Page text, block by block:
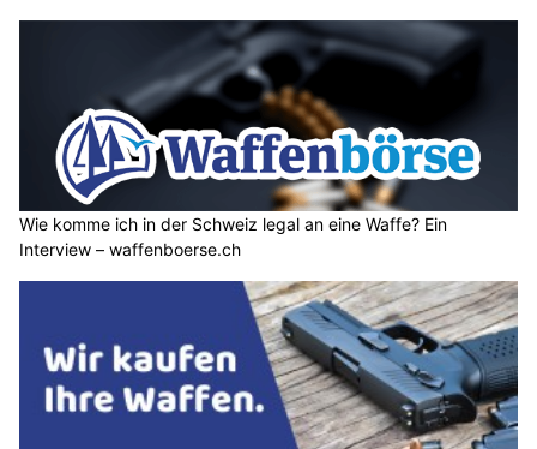
Wie komme ich in der Schweiz legal an eine Waffe? Ein
Interview – waffenboerse.ch